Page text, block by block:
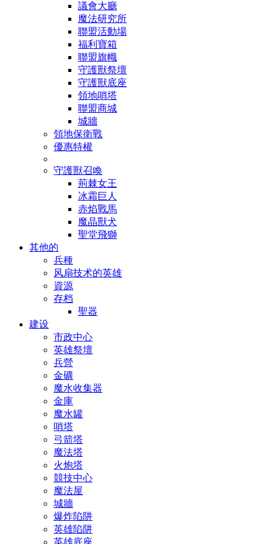
議會大廳
魔法研究所
聯盟活動場
福利寶箱
聯盟旗幟
守護獸祭壇
守護獸底座
領地哨塔
聯盟商城
城牆
領地保衛戰
優惠特權
守護獸召喚
荊棘女王
冰霜巨人
赤焰戰馬
魔晶獸犬
聖堂飛獅
其他的
兵種
风扇技术的英雄
資源
存档
聖器
建设
市政中心
英雄祭壇
兵營
金礦
魔水收集器
金庫
魔水罐
哨塔
弓箭塔
魔法塔
火炮塔
競技中心
魔法屋
城牆
爆炸陷阱
英雄陷阱